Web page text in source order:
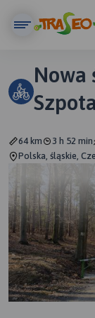
Nowa
64 km 3 h 52 min
Polska, śląskie,